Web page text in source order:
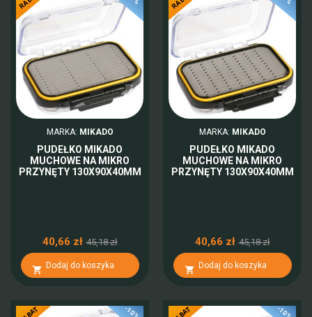
MARKA: MIKADO
PUDEŁKO MIKADO
MUCHOWE NA MIKRO
PRZYNĘTY 130X90X40MM
40,66 zł 45,18 zł
 Dodaj do koszyka
MARKA: MIKADO
PUDEŁKO MIKADO
MUCHOWE NA MIKRO
PRZYNĘTY 130X90X40MM
40,66 zł 45,18 zł
 Dodaj do koszyka
-10% -10%